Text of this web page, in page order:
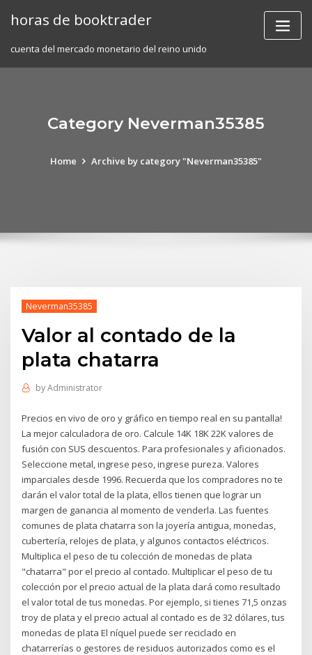
horas de booktrader
cuenta del mercado monetario del reino unido
Category Neverman35385
Home Archive by category "Neverman35385"
Neverman35385
Valor al contado de la
plata chatarra
byAdministrator
Precios en vivo de oro y gráfico en tiempo real en su pantalla!
La mejor calculadora de oro. Calcule 14K 18K 22K valores de
fusión con SUS descuentos. Para profesionales y aficionados.
Seleccione metal, ingrese peso, ingrese pureza. Valores
imparciales desde 1996. Recuerda que los compradores no te
darán el valor total de la plata, ellos tienen que lograr un
margen de ganancia al momento de venderla. Las fuentes
comunes de plata chatarra son la joyería antigua, monedas,
cubertería, relojes de plata, y algunos contactos eléctricos.
Multiplica el peso de tu colección de monedas de plata
"chatarra" por el precio al contado. Multiplicar el peso de tu
colección por el precio actual de la plata dará como resultado
el valor total de tus monedas. Por ejemplo, si tienes 71,5 onzas
troy de plata y el precio actual al contado es de 32 dólares, tus
monedas de plata El níquel puede ser reciclado en
chatarrerías o gestores de residuos autorizados como es el